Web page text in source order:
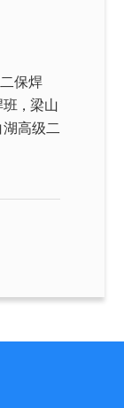
保焊
班 ， 梁山
湖高级二